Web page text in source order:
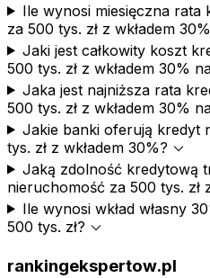
Ile wynosi miesięczna
za 500 tys. zł z wkładem
Jaki jest całkowity koszt
500 tys. zł z wkładem 30%
Jaka jest najniższa rata
500 tys. zł z wkładem 30%
Jakie banki oferują kredyt
tys. zł z wkładem 30%? expand_more
Jaką zdolność kredytową
nieruchomość za 500 tys. zł
Ile wynosi wkład własny
500 tys. zł? expand_more
rankingekspertow.pl